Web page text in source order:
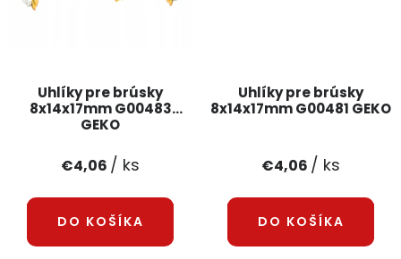
Uhlíky pre brúsky
8x14x17mm G00483
GEKO
€4,06 / ks
DO KOŠÍKA
Uhlíky pre brúsky
8x14x17mm G00481 GEKO
€4,06 / ks
DO KOŠÍKA